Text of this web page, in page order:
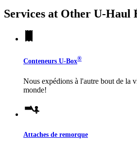
Services at Other U-Haul
Conteneurs U-Box®
Nous expédions à l'autre bout de la
monde!
Attaches de remorque